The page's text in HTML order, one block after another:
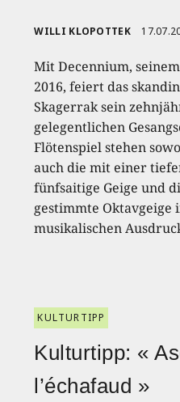
WILLI KLOPOTTEK
Mit Decennium,
2016, feiert das
Skagerrak sein
gelegentlichen
Flötenspiel stehen
auch die mit einer
fünfsaitige Geige und
gestimmte Oktavgeige
musikalischen
KULTURTIPP
Kulturtipp: «
l’échafaud »